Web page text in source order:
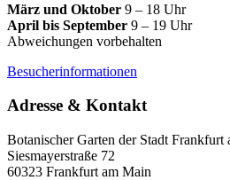
März und Oktober 9 – 18 Uhr
April bis September 9 – 19 Uhr
Abweichungen vorbehalten
Besucherinformationen
Adresse & Kontakt
Botanischer Garten der Stadt Frankfurt
Siesmayerstraße 72
60323 Frankfurt am Main